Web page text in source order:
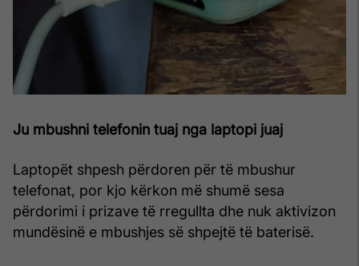
Ju mbushni telefonin tuaj nga laptopi juaj
Laptopët shpesh përdoren për të mbushur
telefonat, por kjo kërkon më shumë sesa
përdorimi i prizave të rregullta dhe nuk aktivizon
mundësinë e mbushjes së shpejtë të baterisë.